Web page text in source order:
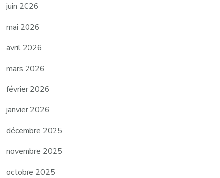
juin 2026
mai 2026
avril 2026
mars 2026
février 2026
janvier 2026
décembre 2025
novembre 2025
octobre 2025